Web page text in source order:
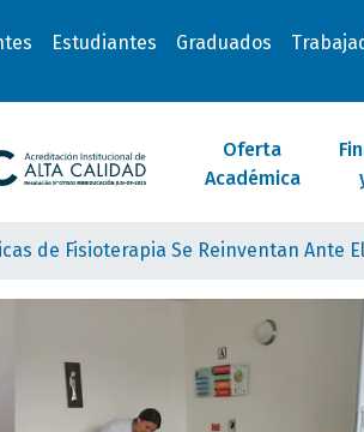
Estudiantes Graduados
Oferta
Académica
de Fisioterapia Se Reinventan Ante El